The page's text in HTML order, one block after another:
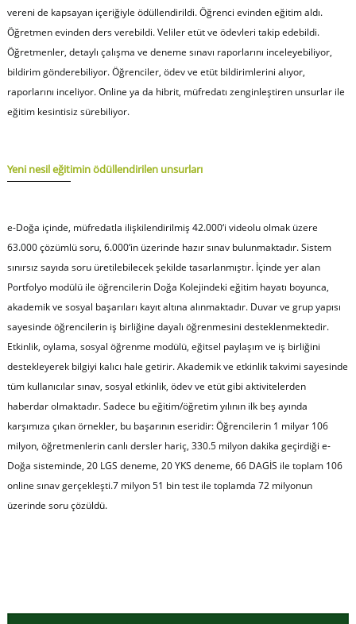
vereni de kapsayan içeriğiyle ödüllendirildi. Öğrenci evinden eğitim aldı.
Öğretmen evinden ders verebildi. Veliler etüt ve ödevleri takip edebildi.
Öğretmenler, detaylı çalışma ve deneme sınavı raporlarını inceleyebiliyor,
bildirim gönderebiliyor. Öğrenciler, ödev ve etüt bildirimlerini alıyor,
raporlarını inceliyor. Online ya da hibrit, müfredatı zenginleştiren unsurlar ile
eğitim kesintisiz sürebiliyor.
Yeni nesil eğitimin ödüllendirilen unsurları
e-Doğa içinde, müfredatla ilişkilendirilmiş 42.000‘i videolu olmak üzere
63.000 çözümlü soru, 6.000‘in üzerinde hazır sınav bulunmaktadır. Sistem
sınırsız sayıda soru üretilebilecek şekilde tasarlanmıştır. İçinde yer alan
Portfolyo modülü ile öğrencilerin Doğa Kolejindeki eğitim hayatı boyunca,
akademik ve sosyal başarıları kayıt altına alınmaktadır. Duvar ve grup yapısı
sayesinde öğrencilerin iş birliğine dayalı öğrenmesini desteklenmektedir.
Etkinlik, oylama, sosyal öğrenme modülü, eğitsel paylaşım ve iş birliğini
destekleyerek bilgiyi kalıcı hale getirir. Akademik ve etkinlik takvimi sayesinde
tüm kullanıcılar sınav, sosyal etkinlik, ödev ve etüt gibi aktivitelerden
haberdar olmaktadır. Sadece bu eğitim/öğretim yılının ilk beş ayında
karşımıza çıkan örnekler, bu başarının eseridir: Öğrencilerin 1 milyar 106
milyon, öğretmenlerin canlı dersler hariç, 330.5 milyon dakika geçirdiği e-
Doğa sisteminde, 20 LGS deneme, 20 YKS deneme, 66 DAGİS ile toplam 106
online sınav gerçekleşti.7 milyon 51 bin test ile toplamda 72 milyonun
üzerinde soru çözüldü.